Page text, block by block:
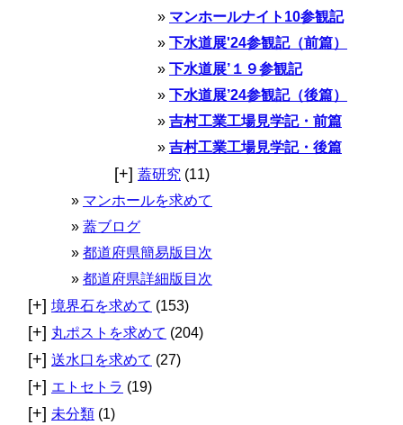
マンホールナイト10参観記
下水道展'24参観記（前篇）
下水道展’１９参観記
下水道展’24参観記（後篇）
吉村工業工場見学記・前篇
吉村工業工場見学記・後篇
[+] 蓋研究 (11)
マンホールを求めて
蓋ブログ
都道府県簡易版目次
都道府県詳細版目次
[+] 境界石を求めて (153)
[+] 丸ポストを求めて (204)
[+] 送水口を求めて (27)
[+] エトセトラ (19)
[+] 未分類 (1)